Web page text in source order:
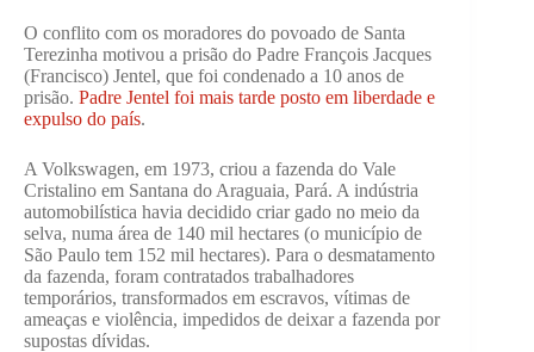
O conflito com os moradores do povoado de Santa
Terezinha motivou a prisão do Padre François Jacques
(Francisco) Jentel, que foi condenado a 10 anos de
prisão. Padre Jentel foi mais tarde posto em liberdade e
expulso do país.
A Volkswagen, em 1973, criou a fazenda do Vale
Cristalino em Santana do Araguaia, Pará. A indústria
automobilística havia decidido criar gado no meio da
selva, numa área de 140 mil hectares (o município de
São Paulo tem 152 mil hectares). Para o desmatamento
da fazenda, foram contratados trabalhadores
temporários, transformados em escravos, vítimas de
ameaças e violência, impedidos de deixar a fazenda por
supostas dívidas.